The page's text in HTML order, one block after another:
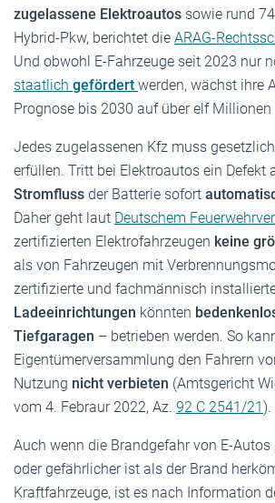
zugelassene Elektroautos sowie rund
Hybrid-Pkw, berichtet die ARAG-
Und obwohl E-Fahrzeuge seit 2023 nur
staatlich gefördert werden, wächst ihre
Prognose bis 2030 auf über elf Millionen
Jedes zugelassenen Kfz muss
erfüllen. Tritt bei Elektroautos ein Defekt
Stromfluss der Batterie sofort
Daher geht laut Deutschem
zertifizierten Elektrofahrzeugen keine
als von Fahrzeugen mit
zertifizierte und fachmännisch
Ladeeinrichtungen könnten
Tiefgaragen – betrieben werden. So
Eigentümerversammlung den Fahrern
Nutzung nicht verbieten (Amtsgericht
vom 4. Febraur 2022, Az. 92 C 2541/21).
Auch wenn die Brandgefahr von E-
oder gefährlicher ist als der Brand
Kraftfahrzeuge, ist es nach Information